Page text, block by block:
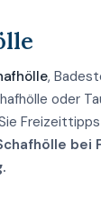
,
oder
bei